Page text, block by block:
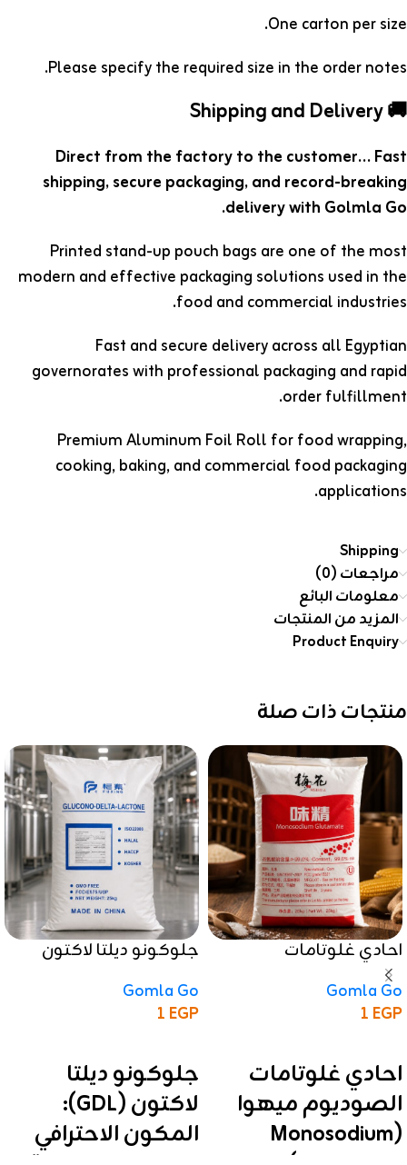
One carton per size.
Please specify the required size in the order notes.
🚚 Shipping and Delivery
Direct from the factory to the customer… Fast
shipping, secure packaging, and record-breaking
delivery with Golmla Go.
Printed stand-up pouch bags are one of the most
modern and effective packaging solutions used in the
food and commercial industries.
Fast and secure delivery across all Egyptian
governorates with professional packaging and rapid
order fulfillment.
Premium Aluminum Foil Roll for food wrapping,
cooking, baking, and commercial food packaging
applications.
Shipping
مراجعات (0)
معلومات البائع
المزيد من المنتجات
Product Enquiry
منتجات ذات صلة
احادي غلوتامات
الصوديوم ميهوا
Gomla Go
1 EGP
احادي غلوتامات
الصوديوم ميهوا
(Monosodium
جلوكونو ديلتا لاكتون
Gomla Go
1 EGP
جلوكونو ديلتا
لاكتون (GDL):
المكون الاحترافي